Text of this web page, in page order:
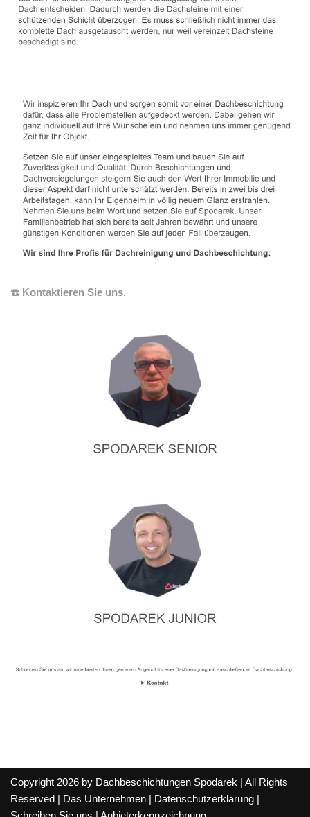
☎️ Kontaktieren Sie uns.
Copyright 2026 by Dachbeschichtungen Spodarek | All Rights
Reserved |
Das Unternehmen Datenschutzerklärung